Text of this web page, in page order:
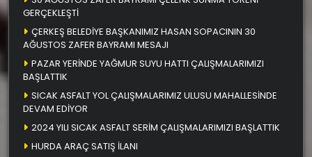
GERÇEKLEŞTİ
ÇERKEŞ BELEDİYE BAŞKANIMIZ HASAN SOPACININ 30
AĞUSTOS ZAFER BAYRAMI MESAJI
PAZAR YERİNDE YAĞMUR SUYU HATTI ÇALIŞMALARIMIZI
BAŞLATTIK
SICAK ASFALT YOL ÇALIŞMALARIMIZ ULUSU MAHALLESİNDE
DEVAM EDİYOR
2024 YILI SICAK ASFALT SERİM ÇALIŞMALARIMIZI BAŞLATTIK
HURDA ARAÇ SATIŞ İLANI